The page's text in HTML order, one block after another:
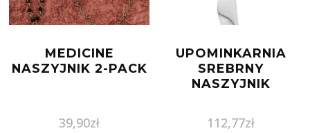
MEDICINE
NASZYJNIK 2-PACK
39,90zł
UPOMINKARNIA
SREBRNY
NASZYJNIK
112,77zł